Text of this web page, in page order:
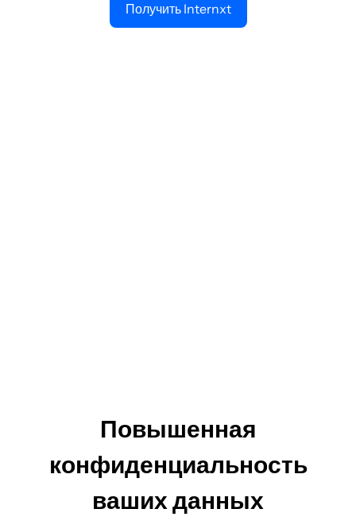
Получить Internxt
Повышенная
конфиденциальность
ваших данных